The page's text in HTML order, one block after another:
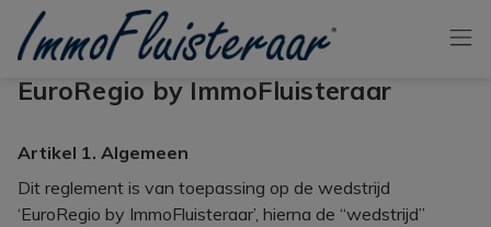
Skip the menu and go to the content
ImmoFluisteraar
EuroRegio by ImmoFluisteraar
Artikel 1. Algemeen
Dit reglement is van toepassing op de wedstrijd
‘EuroRegio by ImmoFluisteraar’, hierna de “wedstrijd”